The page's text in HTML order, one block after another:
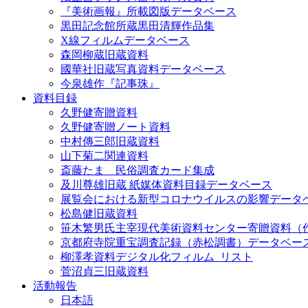
『美術画報』所載図版データベース
黒田記念館所蔵黒田清輝作品集
X線フィルムデータベース
森岡柳蔵旧蔵資料
國華社旧蔵写真資料データベース
今泉雄作『記事珠』
資料目録
久野健寄贈資料
久野健寄贈ノート資料
中村傳三郎旧蔵資料
山下菊二関連資料
斎藤たま 民俗調査カード集成
及川尊雄旧蔵 紙媒体資料目録データベース
展覧会における新型コロナウイルスの影響データ
松島健旧蔵資料
笹木繁男氏主宰現代美術資料センター寄贈資料（
京都府寺院重宝調査記録（赤松調書）データベー
柳澤孝資料デジタル化フィルム_リスト
菅沼貞三旧蔵資料
活動報告
日本語